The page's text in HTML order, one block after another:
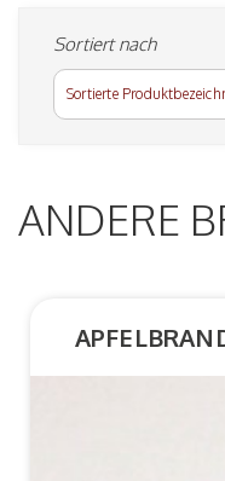
Sortiert nach
Sortierte
ANDERE